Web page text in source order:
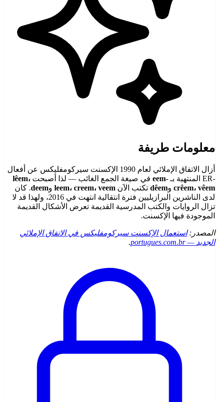
معلومات طريفة
أزال الاتفاق الإملائي لعام 1990 الإكسنت سيركومفليكس عن أفعال
-ER المنتهية بـ
-eem في صيغة الجمع الغائب — لذا أصبحت lêem،
crêem، vêem وdêem تكتب الآن leem، creem، veem وdeem. كان
لدى الناشرين البرازيليين فترة انتقالية انتهت في 2016، ولهذا قد لا
تزال الروايات والكتب المدرسية القديمة تعرض الأشكال القديمة
الموجودة فيها الإكسنت.
المصدر:استعمال الإكسنت سيركومفليكس في الاتفاق الإملائي
الجديد — portugues.com.br
.